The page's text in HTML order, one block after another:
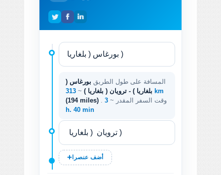
المسافة على طول الطريق بورغاس (
بلغاريا ) - ترويان ( بلغاريا ) ~
313 km
(194 miles)
. وقت السفر المقدر ~ 3
h. 40 min
أضف عنصرا